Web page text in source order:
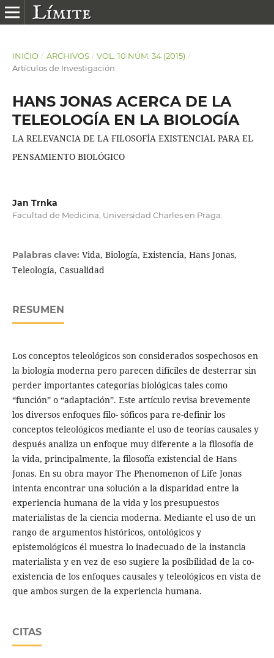
INICIO / ARCHIVOS / VOL. 10 NÚM. 34 (2015) /
Artículos de Investigación
HANS JONAS ACERCA DE LA
TELEOLOGÍA EN LA BIOLOGÍA
LA RELEVANCIA DE LA FILOSOFÍA EXISTENCIAL PARA EL
PENSAMIENTO BIOLÓGICO
Jan Trnka
Facultad de Medicina, Universidad Charles en Praga.
Palabras clave: Vida, Biología, Existencia, Hans Jonas,
Teleología, Casualidad
RESUMEN
Los conceptos teleológicos son considerados sospechosos en
la biología moderna pero parecen difíciles de desterrar sin
perder importantes categorías biológicas tales como
“función” o “adaptación”. Este artículo revisa brevemente
los diversos enfoques filo- sóficos para re-definir los
conceptos teleológicos mediante el uso de teorías causales y
después analiza un enfoque muy diferente a la filosofía de
la vida, principalmente, la filosofía existencial de Hans
Jonas. En su obra mayor The Phenomenon of Life Jonas
intenta encontrar una solución a la disparidad entre la
experiencia humana de la vida y los presupuestos
materialistas de la ciencia moderna. Mediante el uso de un
rango de argumentos históricos, ontológicos y
epistemológicos él muestra lo inadecuado de la instancia
materialista y en vez de eso sugiere la posibilidad de la co-
existencia de los enfoques causales y teleológicos en vista de
que ambos surgen de la experiencia humana.
CITAS